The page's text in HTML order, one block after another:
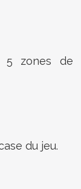
5 zones de
du jeu.